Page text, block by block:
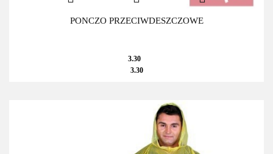
PONCZO PRZECIWDESZCZOWE
3.30
3.30